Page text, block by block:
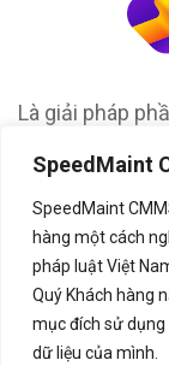
SpeedMaint
SpeedMaint
hàng một cách
pháp luật Việt
Quý Khách hàng
mục đích sử
dữ liệu của mình.
Là giải pháp